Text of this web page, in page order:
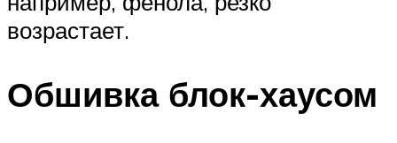
возрастает.
Обшивка блок-хаусом